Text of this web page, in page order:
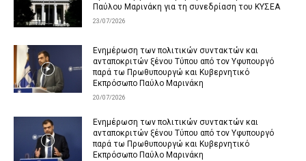
Παύλου Μαρινάκη για τη συνεδρίαση του ΚΥΣΕΑ
23/07/2026
Ενημέρωση των πολιτικών συντακτών και
ανταποκριτών ξένου Τύπου από τον Υφυπουργό
παρά τω Πρωθυπουργώ και Κυβερνητικό
Εκπρόσωπο Παύλο Μαρινάκη
20/07/2026
Ενημέρωση των πολιτικών συντακτών και
ανταποκριτών ξένου Τύπου από τον Υφυπουργό
παρά τω Πρωθυπουργώ και Κυβερνητικό
Εκπρόσωπο Παύλο Μαρινάκη